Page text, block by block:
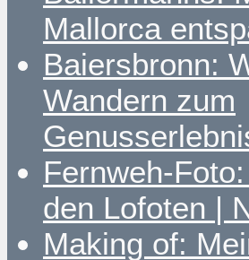
Mallorca
Baiersbronn:
Wandern zum
Fernweh-
den Lofoten |
Making of: